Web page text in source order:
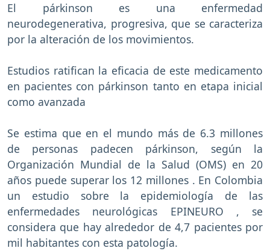
El párkinson es una enfermedad
neurodegenerativa, progresiva, que se caracteriza
por la alteración de los movimientos.
Estudios ratifican la eficacia de este medicamento
en pacientes con párkinson tanto en etapa inicial
como avanzada
Se estima que en el mundo más de 6.3 millones
de personas padecen párkinson, según la
Organización Mundial de la Salud (OMS) en 20
años puede superar los 12 millones . En Colombia
un estudio sobre la epidemiología de las
enfermedades neurológicas EPINEURO , se
considera que hay alrededor de 4,7 pacientes por
mil habitantes con esta patología.